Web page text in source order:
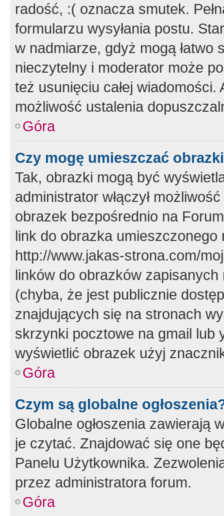
radość, :( oznacza smutek.
formularzu wysyłania postu.
w nadmiarze, gdyż mogą
nieczytelny i moderator może
też usunięciu całej
możliwość ustalenia
Góra
Czy mogę umieszczać
Tak, obrazki mogą być
administrator włączył
obrazek bezpośrednio na
link do obrazka
http://www.jakas-strona.com/
linków do obrazków
(chyba, że jest publicznie
znajdujących się na stronach
skrzynki pocztowe na gmail lub
wyświetlić obrazek użyj
Góra
Czym są globalne
Globalne ogłoszenia zawierają
je czytać. Znajdować się one
Panelu Użytkownika.
przez administratora forum.
Góra